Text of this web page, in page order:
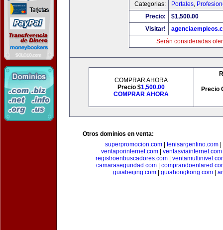
Categorias:
Portales,
Precio:
$1,500.00
Visitar!
Serán consideradas
COMPRAR AHORA
Precio $1,500.00
COMPRAR AHORA
Precio
Otros dominios en venta:
superpromocion.com
tenisargentino.com
ventaporinternet.com
ventasviainternet.com
registroenbuscadores.com
camaraseguridad.com
guiabeijing.com
guiahongkong.com